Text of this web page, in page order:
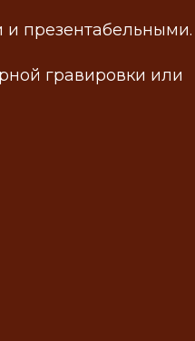
презентабельными.
гравировки или